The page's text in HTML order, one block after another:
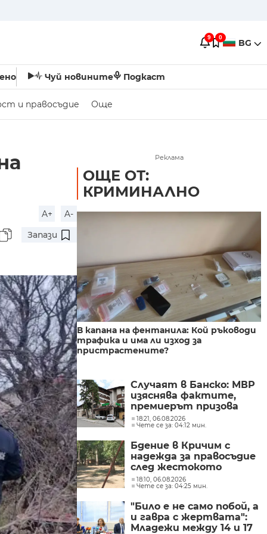
9 0 BG
Чуй новините Подкаст
и правосъдие Още
A+
A-
Запази
Реклама
ОЩЕ ОТ:
КРИМИНАЛНО
В капана на фентанила: Кой ръководи
трафика и има ли изход за
пристрастените?
Случаят в Банско: МВР
изяснява фактите,
премиерът призова
чужденците да
спазват законите
18:21, 06.08.2026
Чете се за: 04:12 мин.
Бдение в Кричим с
надежда за правосъдие
след жестокото
убийство на млад мъж
в Пловдив от
18:10, 06.08.2026
Чете се за: 04:25 мин.
"Било е не само побой, а
и гавра с жертвата":
Младежи между 14 и 17